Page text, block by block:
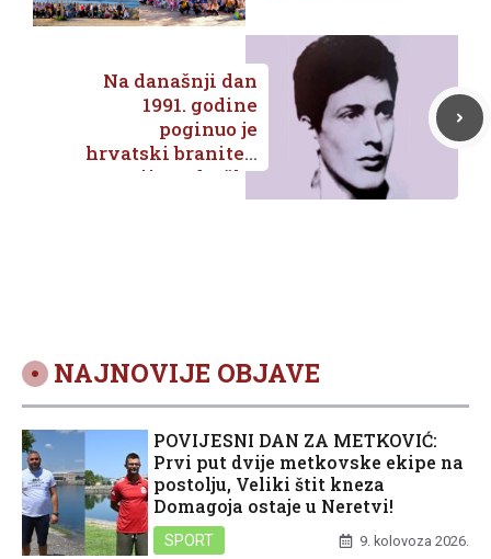
Na današnji dan
1991. godine
poginuo je
hrvatski branitelj
Marijo Jadreško
NAJNOVIJE OBJAVE
POVIJESNI DAN ZA METKOVIĆ:
Prvi put dvije metkovske ekipe na
postolju, Veliki štit kneza
Domagoja ostaje u Neretvi!
SPORT 9. kolovoza 2026.